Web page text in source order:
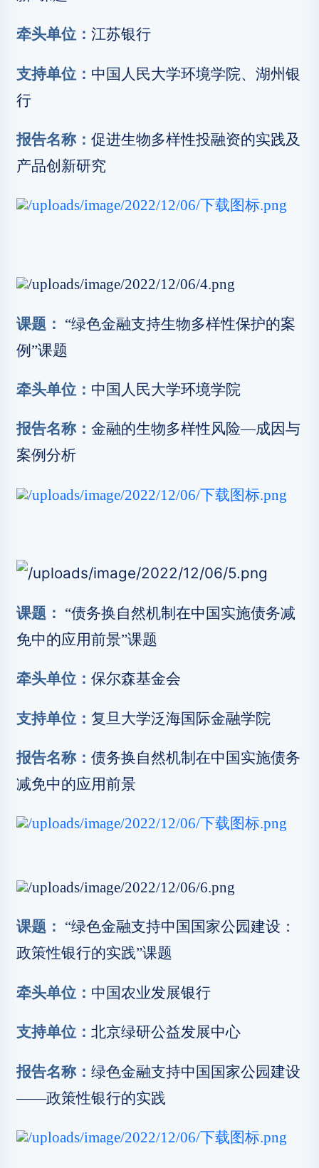
牵头单位： 江苏银行
支持单位： 中国人民大学环境学院、湖州银
行
报告名称： 促进生物多样性投融资的实践及
产品创新研究
课题：
“绿色金融支持生物多样性保护的案
例”课题
牵头单位： 中国人民大学环境学院
报告名称： 金融的生物多样性风险—成因与
案例分析
课题：
“债务换自然机制在中国实施债务减
免中的应用前景”课题
牵头单位： 保尔森基金会
支持单位： 复旦大学泛海国际金融学院
报告名称： 债务换自然机制在中国实施债务
减免中的应用前景
课题：
“绿色金融支持中国国家公园建设：
政策性银行的实践”课题
牵头单位： 中国农业发展银行
支持单位： 北京绿研公益发展中心
报告名称： 绿色金融支持中国国家公园建设
——政策性银行的实践